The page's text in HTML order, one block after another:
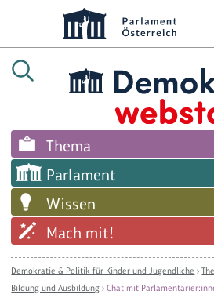
Thema
Parlament
Wissen
Mach mit!
Demokratie & Politik für Kinder und Jugendliche ›
Bildung und Ausbildung ›Chat mit